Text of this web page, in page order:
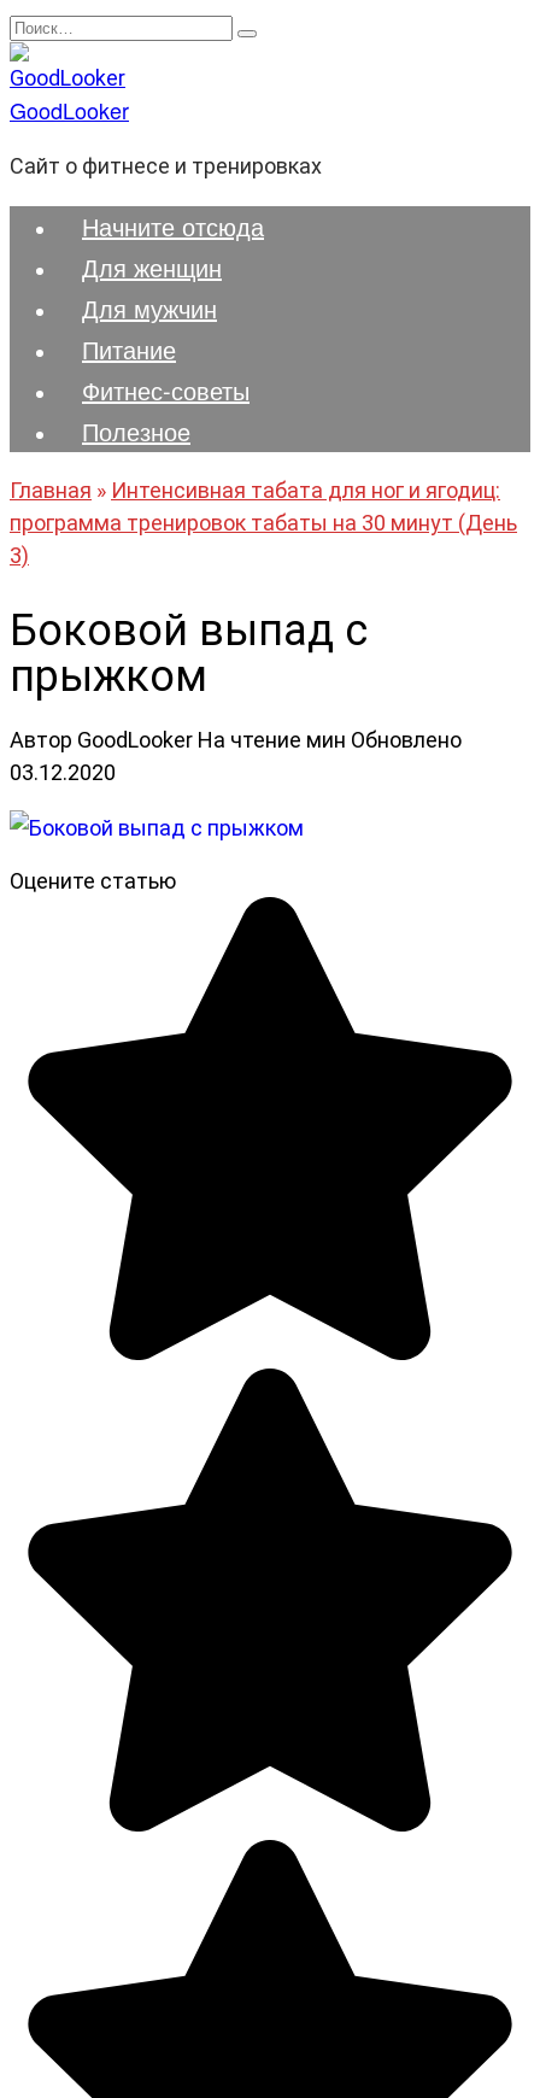
Перейти
к
содержанию
Search
for:
GoodLooker
Сайт о фитнесе и тренировках
Начните отсюда
Для женщин
Для мужчин
Питание
Фитнес-советы
Полезноe
Главная » Интенсивная табата для ног и ягодиц:
программа тренировок табаты на 30 минут (День
3)
Боковой выпад с
прыжком
Автор GoodLooker На чтение мин Обновлено
03.12.2020
Оцените статью